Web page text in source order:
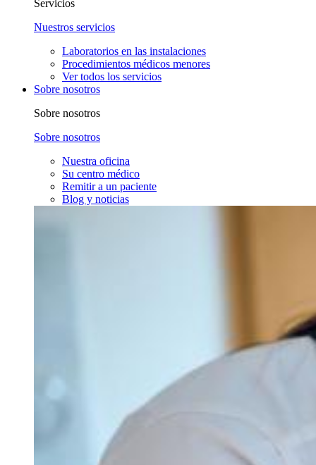
Servicios
Nuestros servicios
Laboratorios en las instalaciones
Procedimientos médicos menores
Ver todos los servicios
Sobre nosotros
Sobre nosotros
Sobre nosotros
Nuestra oficina
Su centro médico
Remitir a un paciente
Blog y noticias